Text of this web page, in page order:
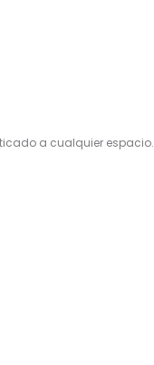
a cualquier espacio.